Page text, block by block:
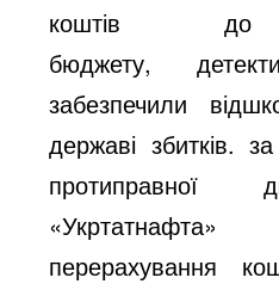
коштів до
бюджету,
забезпечили
державі збитків.
протиправної
перерахування